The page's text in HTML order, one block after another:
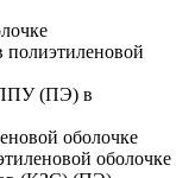
ППУ (ПЭ) в
оболочке
оболочке